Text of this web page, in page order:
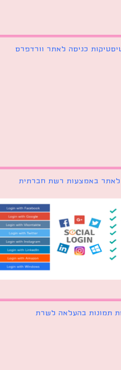
כניסה לאתר וורדפרס
רשת חברתית
בהעלאה לשרת